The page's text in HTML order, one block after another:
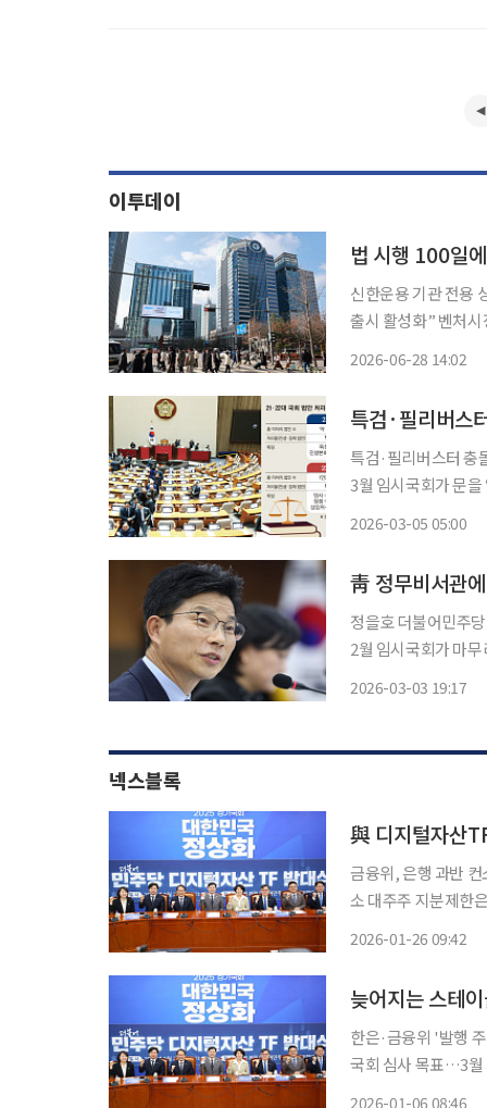
이투데이
법 시행 100일
신한운용 기관 전용
출시 활성화” 벤처시장 활성화를 위해 도입된 기업성장집합투자기구(BDC) 제도가 법 시행
2026-06-28 14:02
특검·필리버스터 충
3월 임시국회가 문
2026-03-05 05:00
靑 정무비서관
정을호 더불어민주당 의원이
2월 임시국회가 마
2026-03-03 19:17
넥스블록
與 디지털자산
금융위, 은행 과반
소 대주주 지분제한은
2026-01-26 09:42
늦어지는 스테
한은·금융위 '발행
국회 심사 목표…3월 처리 전망 금융위원회의 스테이블코인
2026-01-06 08:46